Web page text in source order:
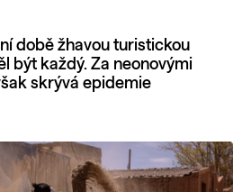
době žhavou turistickou
být každý. Za neonovými
skrývá epidemie